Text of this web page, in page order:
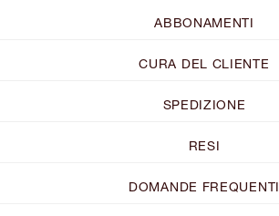
ABBONAMENTI
CURA DEL CLIENTE
SPEDIZIONE
RESI
DOMANDE FREQUENTI